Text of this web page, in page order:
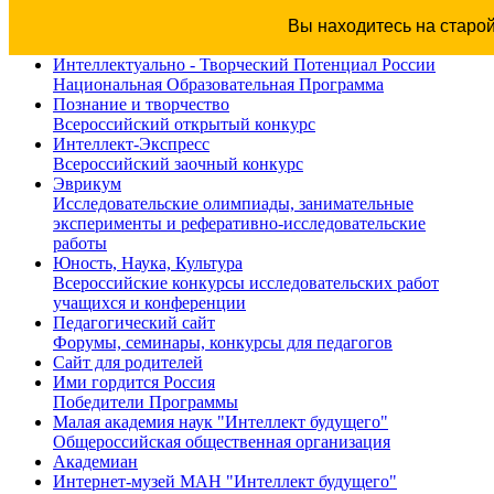
Вы находитесь на
Интеллектуально - Творческий Потенциал России
Национальная Образовательная Программа
Познание и творчество
Всероссийский открытый конкурс
Интеллект-Экспресс
Всероссийский заочный конкурс
Эврикум
Исследовательские олимпиады, занимательные
эксперименты и реферативно-исследовательские
работы
Юность, Наука, Культура
Всероссийские конкурсы исследовательских работ
учащихся и конференции
Педагогический сайт
Форумы, семинары, конкурсы для педагогов
Сайт для родителей
Ими гордится Россия
Победители Программы
Малая академия наук "Интеллект будущего"
Общероссийская общественная организация
Академиан
Интернет-музей МАН "Интеллект будущего"